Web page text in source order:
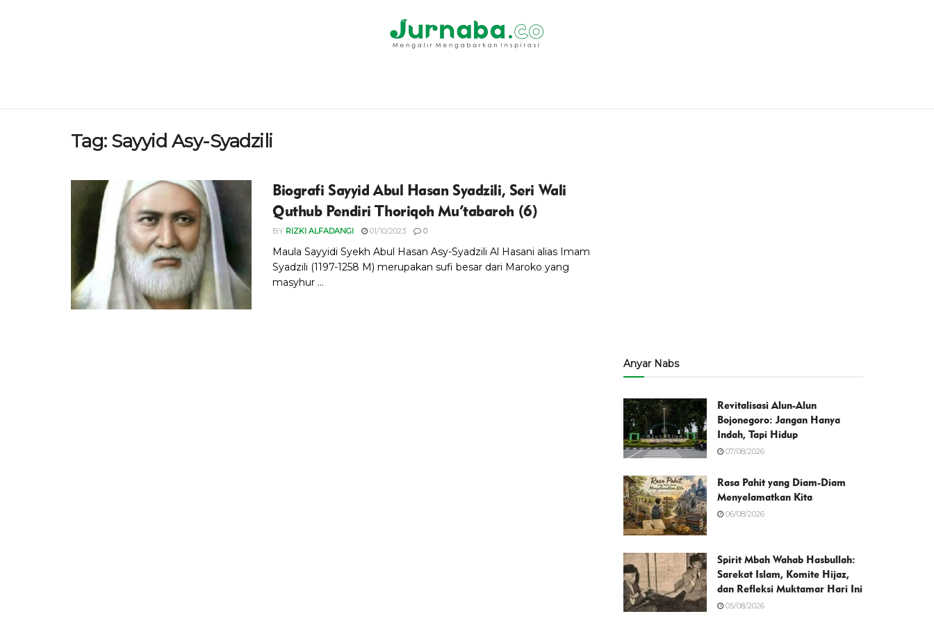
Tag: Sayyid Asy-Syadzili
Biografi Sayyid Abul Hasan Syadzili, Seri Wali
Quthub Pendiri Thoriqoh Mu’tabaroh (6)
BY RIZKI ALFADANGI 01/10/2023 0
Maula Sayyidi Syekh Abul Hasan Asy-Syadzili Al Hasani alias Imam
Syadzili (1197-1258 M) merupakan sufi besar dari Maroko yang
masyhur ...
Anyar Nabs
Revitalisasi Alun-Alun
Bojonegoro: Jangan Hanya
Indah, Tapi Hidup
07/08/2026
Rasa Pahit yang Diam-Diam
Menyelamatkan Kita
06/08/2026
Spirit Mbah Wahab Hasbullah:
Sarekat Islam, Komite Hijaz,
dan Refleksi Muktamar Hari Ini
05/08/2026